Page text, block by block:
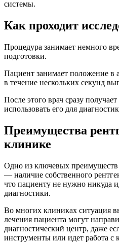
системы.
Как проходит
Процедура занимает немного
подготовки.
Пациент занимает положение в
в течение нескольких секунд
После этого врач сразу
использовать его для
Преимущества
клинике
Одно из ключевых
— наличие собственного
что пациенту не нужно никуда
диагностики.
Во многих клиниках ситуация
лечения пациента могут
диагностический центр, даже
инструменты или идет работа с